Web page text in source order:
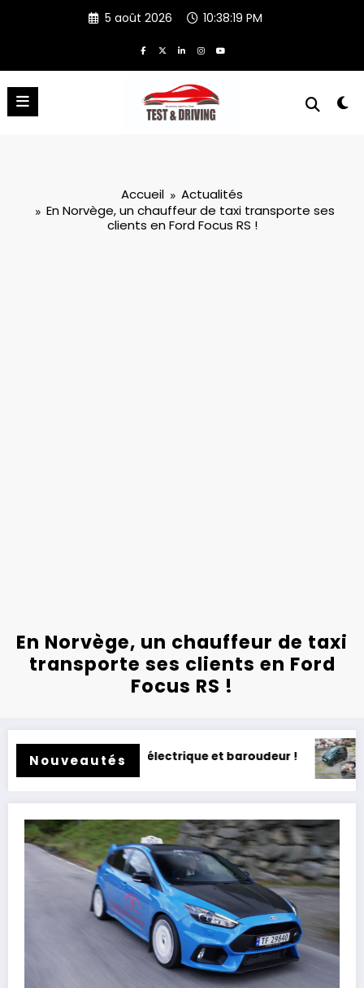
5 août 2026 10:38:20 PM
Accueil
Actualités
En Norvège, un chauffeur de taxi transporte ses
clients en Ford Focus RS !
En Norvège, un chauffeur de taxi
transporte ses clients en Ford
Focus RS !
Nouveautés
électrique et baroudeur ! Essai Swapa ZIP :